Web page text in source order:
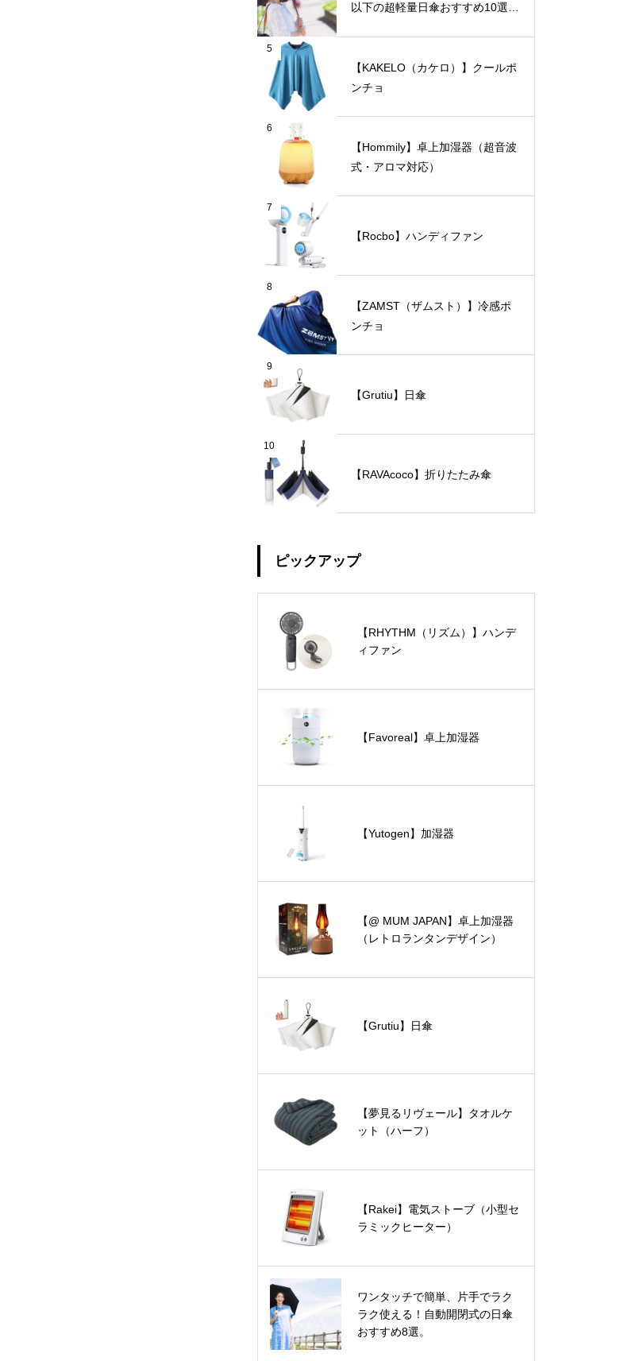
以下の超軽量日傘おすすめ10選
5
【KAKELO（カケロ）】クールポ
ンチョ
6
【Hommily】卓上加湿器（超音波
式・アロマ対応）
7
【Rocbo】ハンディファン
8
【ZAMST（ザムスト）】冷感ポ
ンチョ
9
【Grutiu】日傘
10
【RAVAcoco】折りたたみ傘
ピックアップ
【RHYTHM（リズム）】ハンデ
ィファン
【Favoreal】卓上加湿器
【Yutogen】加湿器
【@ MUM JAPAN】卓上加湿器
（レトロランタンデザイン）
【Grutiu】日傘
【夢見るリヴェール】タオルケ
ット（ハーフ）
【Rakei】電気ストーブ（小型セ
ラミックヒーター）
ワンタッチで簡単、片手でラク
ラク使える！自動開閉式の日傘
おすすめ8選。